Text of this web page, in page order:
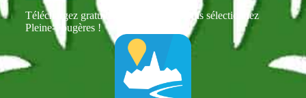
Téléchargez gratuitement Intramuros puis sélectionnez
Pleine-Fougères !